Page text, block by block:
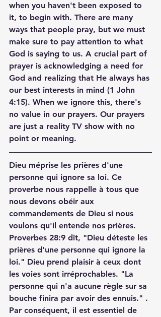
when you haven't been exposed to
it, to begin with. There are many
ways that people pray, but we must
make sure to pay attention to what
God is saying to us. A crucial part of
prayer is acknowledging a need for
God and realizing that He always has
our best interests in mind (1 John
4:15). When we ignore this, there's
no value in our prayers. Our prayers
are just a reality TV show with no
point or meaning.
Dieu méprise les prières d'une
personne qui ignore sa loi. Ce
proverbe nous rappelle à tous que
nous devons obéir aux
commandements de Dieu si nous
voulons qu'il entende nos prières.
Proverbes 28:9 dit, "Dieu déteste les
prières d'une personne qui ignore la
loi." Dieu prend plaisir à ceux dont
les voies sont irréprochables. "La
personne qui n'a aucune règle sur sa
bouche finira par avoir des ennuis." .
Par conséquent, il est essentiel de